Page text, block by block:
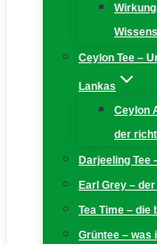
Ceylon Tee –
Lankas
Ceylon
der
Darjeeling Tee
Earl Grey –
Tea Time – die
Grüntee – was